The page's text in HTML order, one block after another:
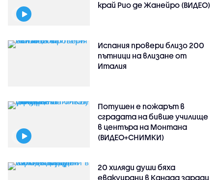
край Рио де Жанейро (ВИДЕО)
Испания провери близо 200
пътници на влизане от
Италия
Потушен е пожарът в
сградата на бивше училище
в центъра на Монтана
(ВИДЕО+СНИМКИ)
20 хиляди души бяха
евакуирани в Канада заради